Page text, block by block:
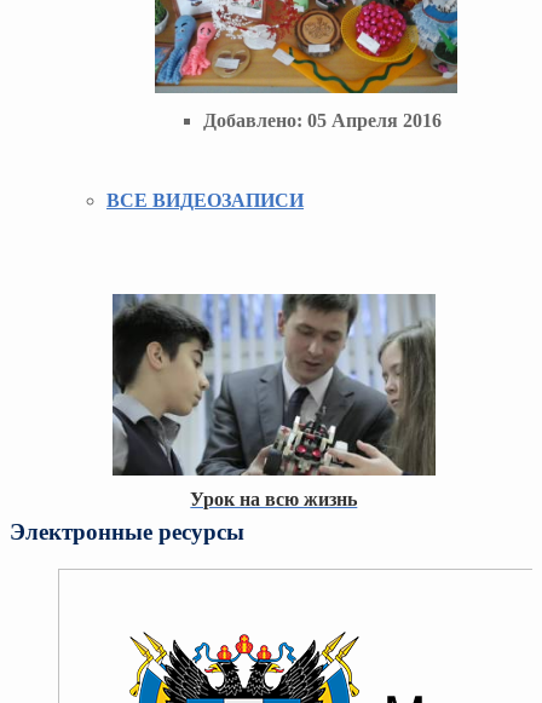
Добавлено: 05 Апреля 2016
ВСЕ ВИДЕОЗАПИСИ
Урок на всю жизнь
Электронные ресурсы